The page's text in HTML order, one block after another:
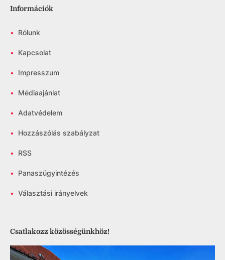
Információk
• Rólunk
• Kapcsolat
• Impresszum
• Médiaajánlat
• Adatvédelem
• Hozzászólás szabályzat
• RSS
• Panaszügyintézés
• Választási irányelvek
Csatlakozz közösségünkhöz!